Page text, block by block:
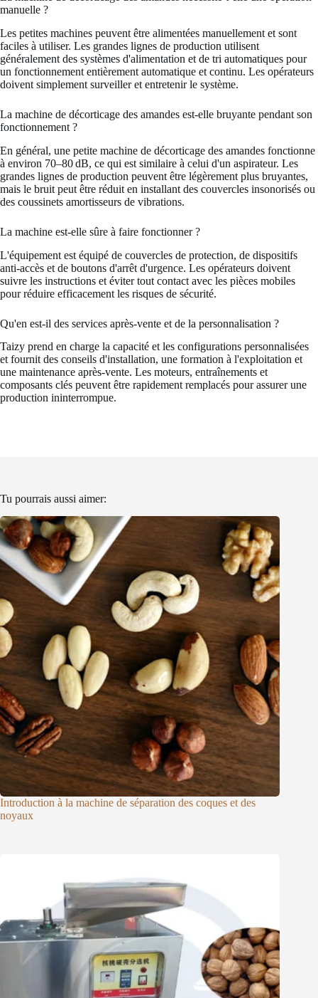
manuelle ?
Les petites machines peuvent être alimentées manuellement et sont
faciles à utiliser. Les grandes lignes de production utilisent
généralement des systèmes d'alimentation et de tri automatiques pour
un fonctionnement entièrement automatique et continu. Les opérateurs
doivent simplement surveiller et entretenir le système.
La machine de décorticage des amandes est-elle bruyante pendant son
fonctionnement ?
En général, une petite machine de décorticage des amandes fonctionne
à environ 70–80 dB, ce qui est similaire à celui d'un aspirateur. Les
grandes lignes de production peuvent être légèrement plus bruyantes,
mais le bruit peut être réduit en installant des couvercles insonorisés ou
des coussinets amortisseurs de vibrations.
La machine est-elle sûre à faire fonctionner ?
L'équipement est équipé de couvercles de protection, de dispositifs
anti-accès et de boutons d'arrêt d'urgence. Les opérateurs doivent
suivre les instructions et éviter tout contact avec les pièces mobiles
pour réduire efficacement les risques de sécurité.
Qu'en est-il des services après-vente et de la personnalisation ?
Taizy prend en charge la capacité et les configurations personnalisées
et fournit des conseils d'installation, une formation à l'exploitation et
une maintenance après-vente. Les moteurs, entraînements et
composants clés peuvent être rapidement remplacés pour assurer une
production ininterrompue.
Tu pourrais aussi aimer:
Introduction à la machine de séparation des coques et des
noyaux